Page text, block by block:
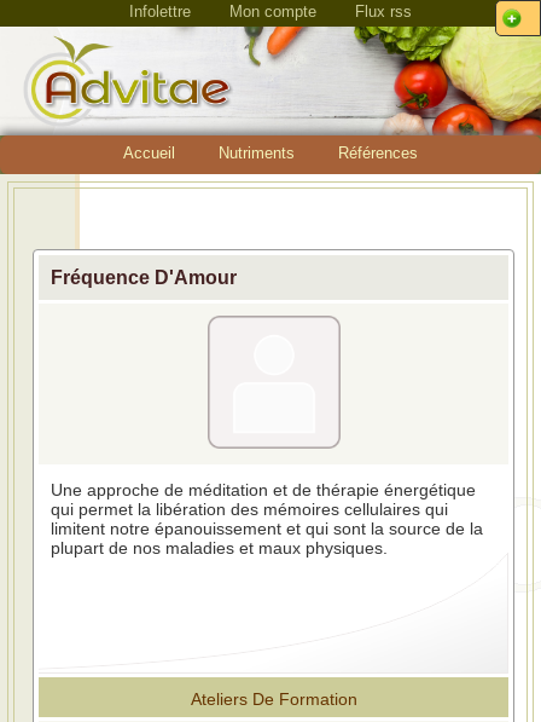
Infolettre Mon compte Flux rss
Accueil Nutriments Références
Fréquence D'Amour
Une approche de méditation et de thérapie énergétique
qui permet la libération des mémoires cellulaires qui
limitent notre épanouissement et qui sont la source de la
plupart de nos maladies et maux physiques.
Ateliers De Formation